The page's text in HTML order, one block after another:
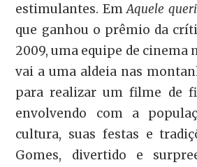
estimulantes. EmAquele
que ganhou o prêmio da
2009, uma equipe de cinema
vai a uma aldeia nas
para realizar um filme de
envolvendo com a
cultura, suas festas e
Gomes, divertido e